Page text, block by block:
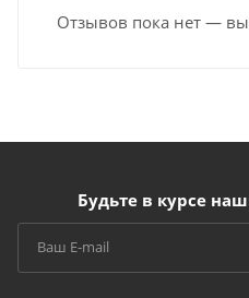
Отзывов пока нет —
Будьте в курсе